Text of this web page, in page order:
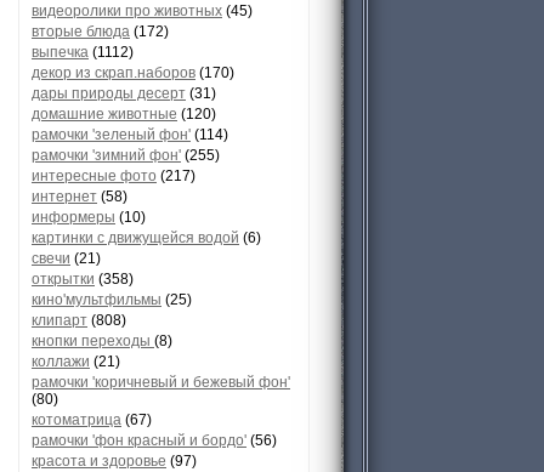
видеоролики про животных (45)
вторые блюда (172)
выпечка (1112)
декор из скрап.наборов (170)
дары природы десерт (31)
домашние животные (120)
рамочки 'зеленый фон' (114)
рамочки 'зимний фон' (255)
интересные фото (217)
интернет (58)
информеры (10)
картинки с движущейся водой (6)
свечи (21)
открытки (358)
кино'мультфильмы (25)
клипарт (808)
кнопки переходы (8)
коллажи (21)
рамочки 'коричневый и бежевый фон'
(80)
котоматрица (67)
рамочки 'фон красный и бордо' (56)
красота и здоровье (97)